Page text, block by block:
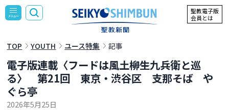
聖教電子版
会員とは
TOP YOUTH ユース特集 記事
電子版連載〈フードは風土――柳生九兵衛と巡
る〉 第21回 東京・渋谷区 支那そば や
ぐら亭
2026年5月25日